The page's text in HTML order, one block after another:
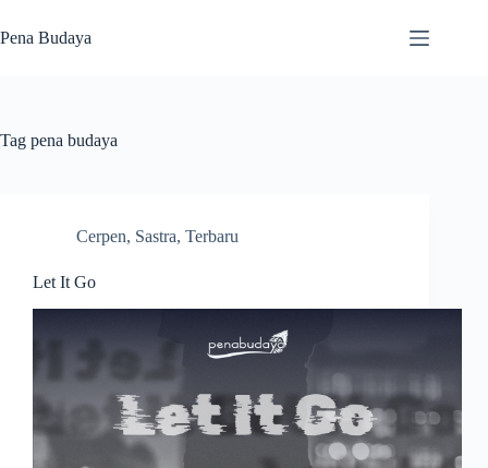
to
content
Pena Budaya
Tag pena budaya
Cerpen, Sastra, Terbaru
Let It Go